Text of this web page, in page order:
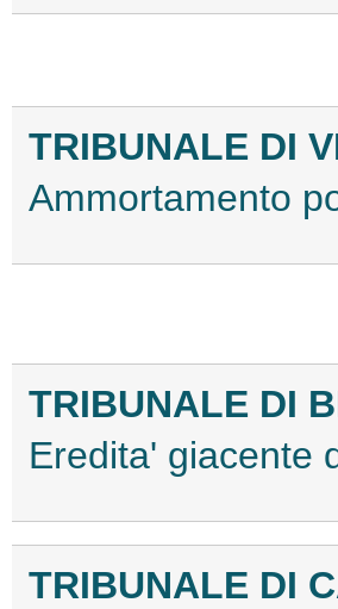
TRIBUNALE DI
Ammortamento
TRIBUNALE DI
Eredita' giacente
TRIBUNALE DI